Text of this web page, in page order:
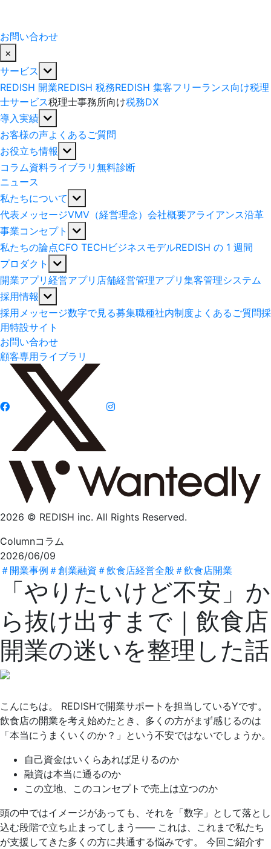
お問い合わせ
×
サービス
REDISH 開業REDISH 税務REDISH 集客フリーランス向け税理
士サービス税理士事務所向け税務DX
導入実績
お客様の声よくあるご質問
お役立ち情報
コラム資料ライブラリ 無料診断
ニュース
私たちについて
代表メッセージVMV（経営理念） 会社概要アライアンス沿革
事業コンセプト
私たちの論点CFO TECH ビジネスモデルREDISH の 1 週間
プロダクト
開業アプリ 経営アプリ 店舗経営管理アプリ 集客管理システム
採用情報
採用メッセージ数字で見る募集職種社内制度よくあるご質問採
用特設サイト
お問い合わせ
顧客専用ライブラリ
2026 © REDISH inc. All Rights Reserved.
Columnコラム
2026/06/09
＃ 開業事例 ＃創業融資 ＃飲食店経営全般＃飲食店開業
「やりたいけど不安」か
ら抜け出すまで｜飲食店
開業の迷いを整理した話
こんにちは。 REDISHで開業サポートを担当しているYです。
飲食店の開業を考え始めたとき、多くの方がまず感じるのは
「本当にうまくいくのか？」という不安ではないでしょうか。
自己資金はいくらあれば足りるのか
融資は本当に通るのか
この立地、このコンセプトで売上は立つのか
頭の中ではイメージがあっても、それを「数字」として落とし
込む段階で立ち止まってしまう—— これは、これまで私たち
が支援してきた多くの方に共通する悩みです。 今回ご紹介す